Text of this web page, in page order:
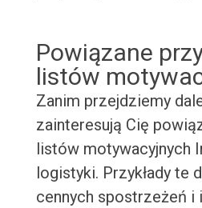
Powiązane
listów
Zanim przejdziemy
zainteresują Cię
listów motywacyjnych
logistyki. Przykłady te
cennych spostrzeżeń i